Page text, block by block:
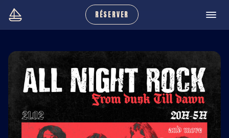
RÉSERVER